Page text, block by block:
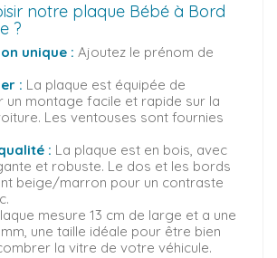
notre plaque Bébé à Bord
?
unique : Ajoutez le prénom de
: La plaque est équipée de
un montage facile et rapide sur la
Les ventouses sont fournies
: La plaque est en bois, avec
et robuste. Le dos et les bords
beige/marron pour un contraste
mesure 13 cm de large et a une
une taille idéale pour être bien
la vitre de votre véhicule.